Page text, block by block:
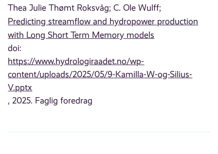
Thea Julie Thømt Roksvåg; C. Ole Wulff;
Predicting streamflow and hydropower production
with Long Short Term Memory models
doi:
https://www.hydrologiraadet.no/wp-
content/uploads/2025/05/9-Kamilla-W-og-Silius-
V.pptx
, 2025. Faglig foredrag